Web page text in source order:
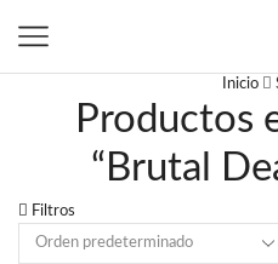
Inicio
Productos
“Brutal
Filtros